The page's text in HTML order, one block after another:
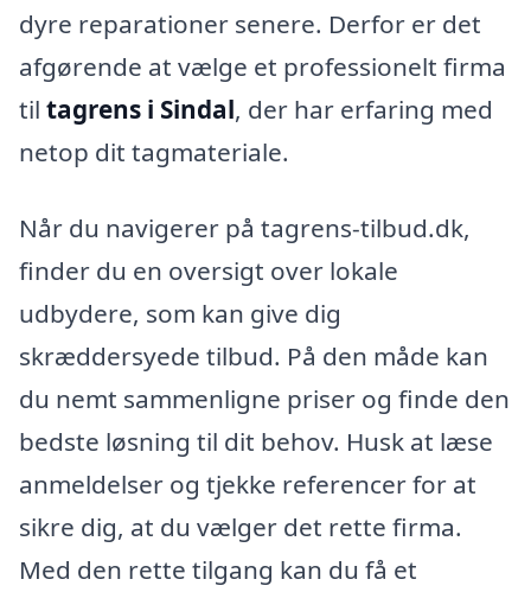
dyre reparationer senere. Derfor er det
afgørende at vælge et professionelt firma
til tagrens i Sindal, der har erfaring med
netop dit tagmateriale.
Når du navigerer på tagrens-tilbud.dk,
finder du en oversigt over lokale
udbydere, som kan give dig
skræddersyede tilbud. På den måde kan
du nemt sammenligne priser og finde den
bedste løsning til dit behov. Husk at læse
anmeldelser og tjekke referencer for at
sikre dig, at du vælger det rette firma.
Med den rette tilgang kan du få et